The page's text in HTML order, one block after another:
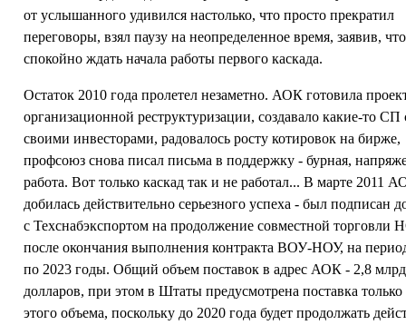
от услышанного удивился настолько, что просто прекратил
переговоры, взял паузу на неопределенное время, заявив,
спокойно ждать начала работы первого каскада.
Остаток 2010 года пролетел незаметно. АОК готовила
организационной реструктуризации, создавало какие-то СП
своими инвесторами, радовалось росту котировок на бирже,
профсоюз снова писал письма в поддержку - бурная,
работа. Вот только каскад так и не работал... В марте 2011
добилась действительно серьезного успеха - был подписан
с Техснабэкспортом на продолжение совместной торговли
после окончания выполнения контракта ВОУ-НОУ, на
по 2023 годы. Общий объем поставок в адрес АОК - 2,8 млрд
долларов, при этом в Штаты предусмотрена поставка только
этого объема, поскольку до 2020 года будет продолжать